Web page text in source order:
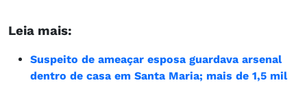
Leia mais:
Suspeito de ameaçar esposa guardava arsenal
dentro de casa em Santa Maria; mais de 1,5 mil